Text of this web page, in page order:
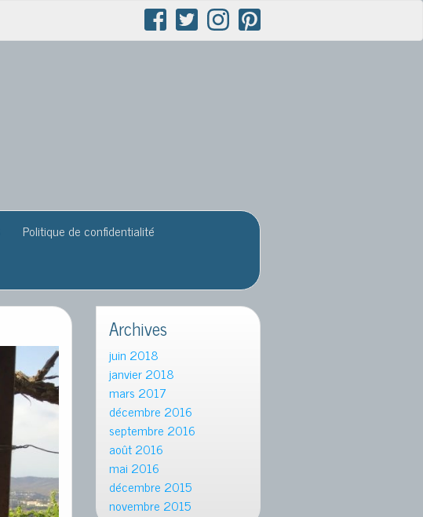
Politique de confidentialité
Archives
juin 2018
janvier 2018
mars 2017
décembre 2016
septembre 2016
août 2016
mai 2016
décembre 2015
novembre 2015